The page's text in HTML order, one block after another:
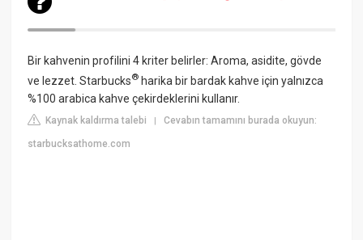
Bir kahvenin profilini 4 kriter belirler: Aroma, asidite, gövde
ve lezzet. Starbucks® harika bir bardak kahve için yalnızca
%100 arabica kahve çekirdeklerini kullanır.
Kaynak kaldırma talebi |Cevabın tamamını burada okuyun:
starbucksathome.com